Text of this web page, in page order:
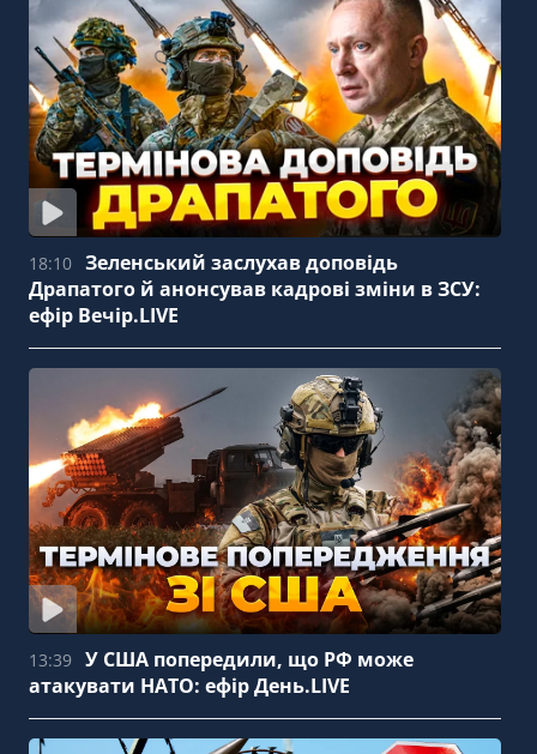
18:10 Зеленський заслухав доповідь
Драпатого й анонсував кадрові зміни в ЗСУ:
ефір Вечір.LIVE
13:39 У США попередили, що РФ може
атакувати НАТО: ефір День.LIVE